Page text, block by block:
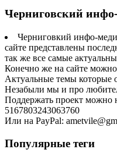
Черниговский
Черниговкий инфо-
сайте представлены
так же все самые
Конечно же на сайте
Актуальные темы которые
Незабыли мы и про
Поддержать проект можно
5167803243063760
Или на PayPal:
Популярные теги